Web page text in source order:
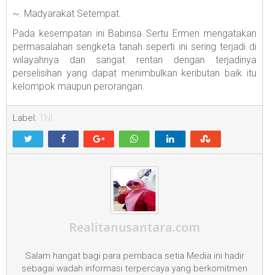
~. Madyarakat Setempat.
Pada kesempatan ini Babinsa Sertu Ermen mengatakan
permasalahan sengketa tanah seperti ini sering terjadi di
wilayahnya dan sangat rentan dengan terjadinya
perselisihan yang dapat menimbulkan keributan baik itu
kelompok maupun perorangan.
Label: TNI
Realitanusantara.com
Salam hangat bagi para pembaca setia Media ini hadir
sebagai wadah informasi terpercaya yang berkomitmen